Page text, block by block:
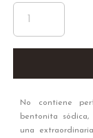
No contiene
bentonita
una